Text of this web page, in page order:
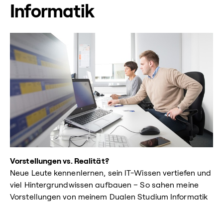
Informatik
Vorstellungen vs. Realität?
Neue Leute kennenlernen, sein IT-Wissen vertiefen und
viel Hintergrundwissen aufbauen – So sahen meine
Vorstellungen von meinem Dualen Studium Informatik